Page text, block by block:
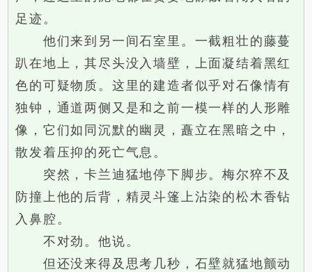
足迹。
他们来到另一间石室里。一截粗壮的藤蔓
趴在地上，其尽头没入墙壁，上面凝结着黑红
色的可疑物质。这里的建造者似乎对石像情有
独钟，通道两侧又是和之前一模一样的人形雕
像，它们如同沉默的幽灵，矗立在黑暗之中，
散发着压抑的死亡气息。
突然，卡兰迪猛地停下脚步。梅尔猝不及
防撞上他的后背，精灵斗篷上沾染的松木香钻
入鼻腔。
不对劲。他说。
但还没来得及思考几秒，石壁就猛地颤动